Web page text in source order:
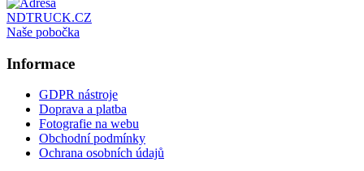
NDTRUCK.CZ
Naše pobočka
Informace
GDPR nástroje
Doprava a platba
Fotografie na webu
Obchodní podmínky
Ochrana osobních údajů